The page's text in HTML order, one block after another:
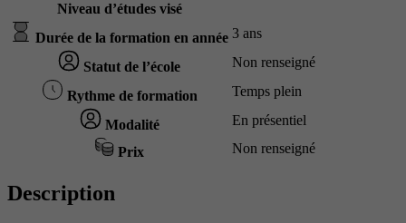
Niveau d’études visé
Durée de la formation en année 3 ans
Statut de l’école Non renseigné
Rythme de formation Temps plein
Modalité En présentiel
Prix Non renseigné
Description